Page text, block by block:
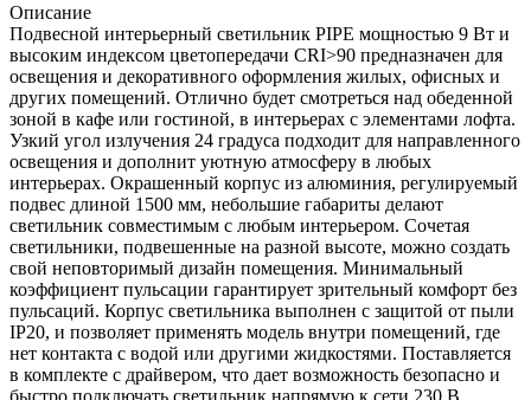
Описание
Подвесной интерьерный светильник PIPE мощностью 9 Вт и
высоким индексом цветопередачи CRI>90 предназначен для
освещения и декоративного оформления жилых, офисных и
других помещений. Отлично будет смотреться над обеденной
зоной в кафе или гостиной, в интерьерах с элементами лофта.
Узкий угол излучения 24 градуса подходит для направленного
освещения и дополнит уютную атмосферу в любых
интерьерах. Окрашенный корпус из алюминия, регулируемый
подвес длиной 1500 мм, небольшие габариты делают
светильник совместимым с любым интерьером. Сочетая
светильники, подвешенные на разной высоте, можно создать
свой неповторимый дизайн помещения. Минимальный
коэффициент пульсации гарантирует зрительный комфорт без
пульсаций. Корпус светильника выполнен с защитой от пыли
IP20, и позволяет применять модель внутри помещений, где
нет контакта с водой или другими жидкостями. Поставляется
в комплекте с драйвером, что дает возможность безопасно и
быстро подключать светильник напрямую к сети 230 В.